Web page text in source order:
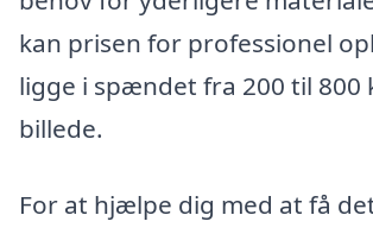
kan prisen for professionel
ligge i spændet fra 200 til 800
billede.
For at hjælpe dig med at få